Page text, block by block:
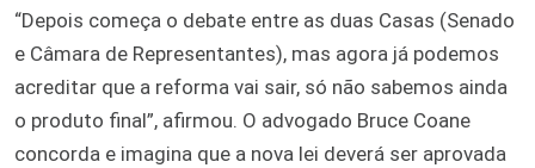
“Depois começa o debate entre as duas Casas (Senado
e Câmara de Representantes), mas agora já podemos
acreditar que a reforma vai sair, só não sabemos ainda
o produto final”, afirmou. O advogado Bruce Coane
concorda e imagina que a nova lei deverá ser aprovada